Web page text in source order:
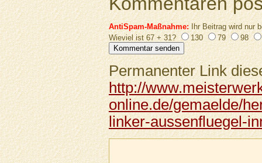
AntiSpam-Maßnahme:Ihr Beitrag wird nur
Wieviel ist 67 + 31?
130 79 98
Permanenter Link
http://
online.de/gemaelde/
linker-aussenfluegel-